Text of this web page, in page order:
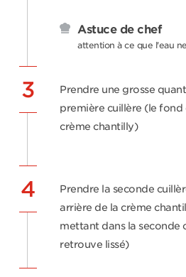
Astuce de chef
attention à ce que l'eau
3
Prendre une grosse
première cuillère (le fond
crème chantilly)
4
Prendre la seconde
arrière de la crème
mettant dans la seconde
retrouve lissé)